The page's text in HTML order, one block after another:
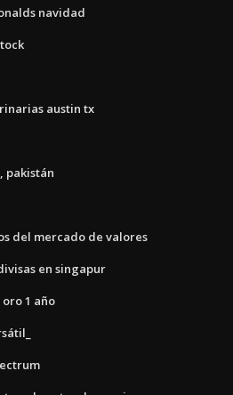
navidad
austin tx
pakistán
del mercado de valores
en singapur
1 año